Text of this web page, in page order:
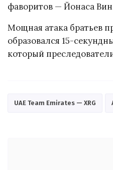
фаворитов — Йонаса
Мощная атака братьев
образовался 15-
который
UAE Team Emirates — XRG